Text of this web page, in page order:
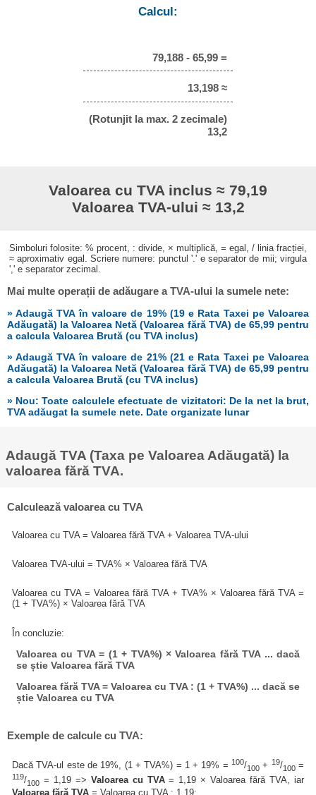
Calcul:
79,188 - 65,99 =
13,198 ≈
(Rotunjit la max. 2 zecimale)
13,2
Valoarea cu TVA inclus ≈ 79,19
Valoarea TVA-ului ≈ 13,2
Simboluri folosite: % procent, : divide, × multiplică, = egal, / linia fracției,
≈ aproximativ egal. Scriere numere: punctul '.' e separator de mii; virgula
',' e separator zecimal.
Mai multe operații de adăugare a TVA-ului la sumele nete:
» Adaugă TVA în valoare de 19% (19 e Rata Taxei pe Valoarea
Adăugată) la Valoarea Netă (Valoarea fără TVA) de 65,99 pentru
a calcula Valoarea Brută (cu TVA inclus)
» Adaugă TVA în valoare de 21% (21 e Rata Taxei pe Valoarea
Adăugată) la Valoarea Netă (Valoarea fără TVA) de 65,99 pentru
a calcula Valoarea Brută (cu TVA inclus)
» Nou: Toate calculele efectuate de vizitatori: De la net la brut,
TVA adăugat la sumele nete. Date organizate lunar
Adaugă TVA (Taxa pe Valoarea Adăugată) la
valoarea fără TVA.
Calculează valoarea cu TVA
Valoarea cu TVA = Valoarea fără TVA + Valoarea TVA-ului
Valoarea TVA-ului = TVA% × Valoarea fără TVA
Valoarea cu TVA = Valoarea fără TVA + TVA% × Valoarea fără TVA =
(1 + TVA%) × Valoarea fără TVA
În concluzie:
Valoarea cu TVA = (1 + TVA%) × Valoarea fără TVA ... dacă
se știe Valoarea fără TVA
Valoarea fără TVA = Valoarea cu TVA : (1 + TVA%) ... dacă se
știe Valoarea cu TVA
Exemple de calcule cu TVA:
Dacă TVA-ul este de 19%, (1 + TVA%) = 1 + 19% = 100/100+ 19/100=
119/100 = 1,19 => Valoarea cu TVA= 1,19 × Valoarea fără TVA, iar
Valoarea fără TVA = Valoarea cu TVA : 1,19;